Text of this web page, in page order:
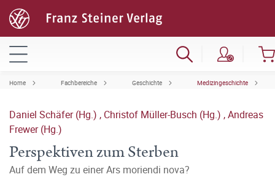
Home Fachbereiche Geschichte Medizingeschichte
Daniel Schäfer (Hg.) , Christof Müller-Busch (Hg.) ,Andreas
Frewer (Hg.)
Perspektiven zum Sterben
Auf dem Weg zu einer Ars moriendi nova?